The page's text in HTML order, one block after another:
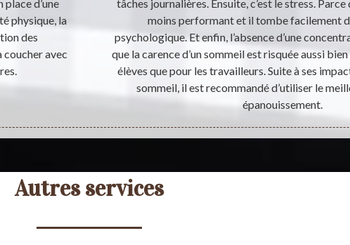
d’une
physique, la
des
coucher avec
tâches journalières. Ensuite, c’est le stress.
moins performant et il tombe facilement
psychologique. Et enfin, l’absence d’une
que la carence d’un sommeil est risquée aussi
élèves que pour les travailleurs. Suite à ses
sommeil, il est recommandé d’utiliser le
épanouissement.
Autres services